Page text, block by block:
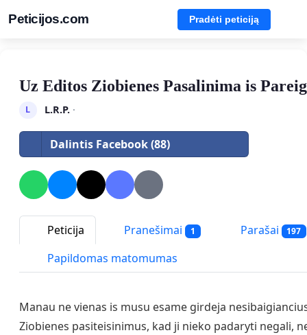
Peticijos.com Pradėti peticiją
Uz Editos Ziobienes Pasalinima is
L L.R.P.·
Dalintis Facebook (88)
Peticija Pranešimai 1 Parašai 197
Papildomas matomumas
Manau ne vienas is musu esame girdeja
Ziobienes pasiteisinimus, kad ji nieko padaryti negali,